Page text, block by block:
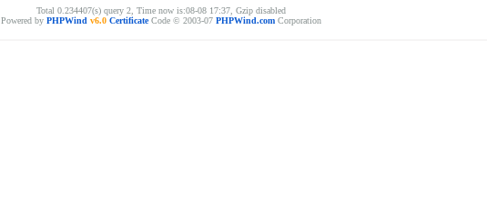
Total 0.234407(s) query 2, Time now is:08-08 17:37, Gzip disabled
Powered by PHPWind v6.0 CertificateCode © 2003-07 PHPWind.com Corporation